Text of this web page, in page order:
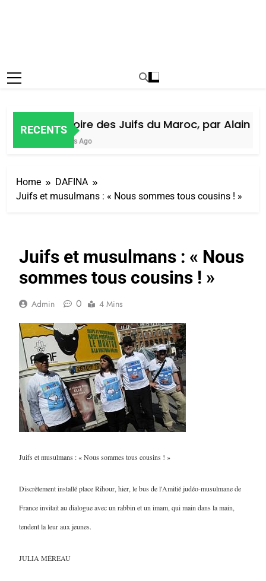
RECENTSHistoire des Juifs du Maroc, par Alain
5 Jours Ago
Home
DAFINA
Juifs et musulmans : « Nous sommes tous cousins ! »
Juifs et musulmans : « Nous
sommes tous cousins ! »
Admin 0 4 Mins
Juifs et musulmans : « Nous sommes tous cousins ! »
Discrètement installé place Rihour, hier, le bus de l'Amitié judéo-musulmane de
France invitait au dialogue avec un rabbin et un imam, qui main dans la main,
tendent la leur aux jeunes.
JULIA MÉREAU